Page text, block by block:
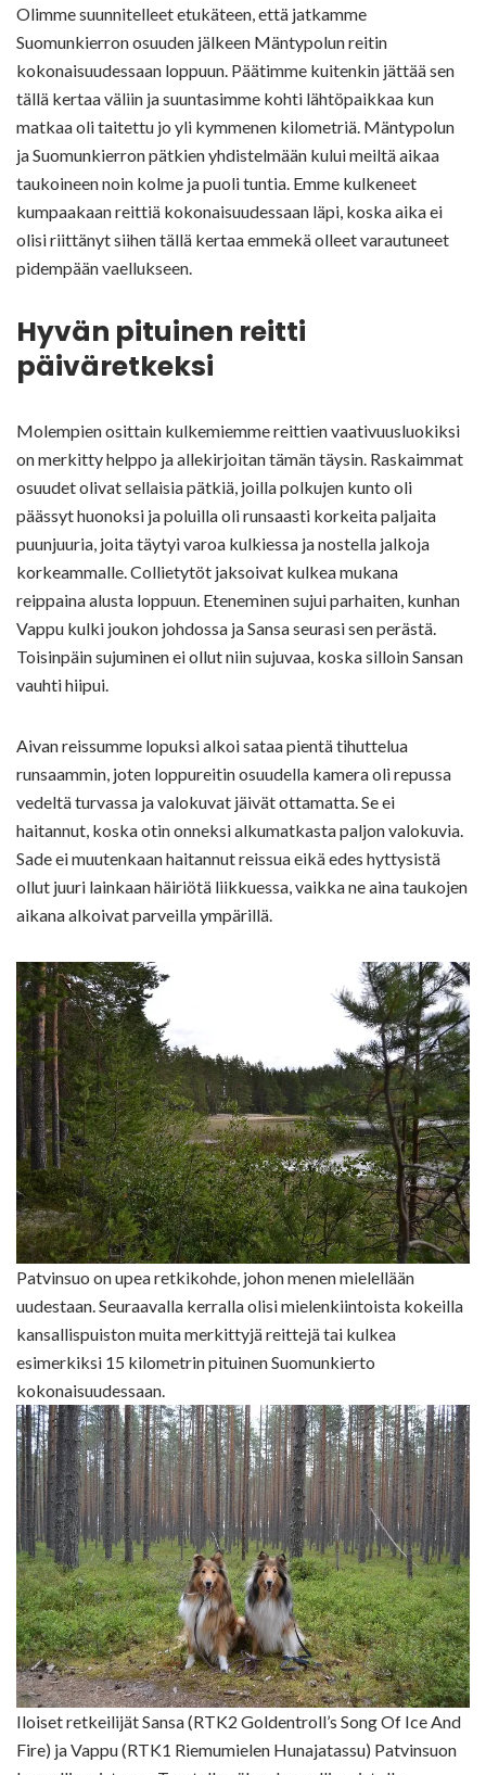
Olimme suunnitelleet etukäteen, että jatkamme
Suomunkierron osuuden jälkeen Mäntypolun reitin
kokonaisuudessaan loppuun. Päätimme kuitenkin jättää sen
tällä kertaa väliin ja suuntasimme kohti lähtöpaikkaa kun
matkaa oli taitettu jo yli kymmenen kilometriä. Mäntypolun
ja Suomunkierron pätkien yhdistelmään kului meiltä aikaa
taukoineen noin kolme ja puoli tuntia. Emme kulkeneet
kumpaakaan reittiä kokonaisuudessaan läpi, koska aika ei
olisi riittänyt siihen tällä kertaa emmekä olleet varautuneet
pidempään vaellukseen.
Hyvän pituinen reitti
päiväretkeksi
Molempien osittain kulkemiemme reittien vaativuusluokiksi
on merkitty helppo ja allekirjoitan tämän täysin. Raskaimmat
osuudet olivat sellaisia pätkiä, joilla polkujen kunto oli
päässyt huonoksi ja poluilla oli runsaasti korkeita paljaita
puunjuuria, joita täytyi varoa kulkiessa ja nostella jalkoja
korkeammalle. Collietytöt jaksoivat kulkea mukana
reippaina alusta loppuun. Eteneminen sujui parhaiten, kunhan
Vappu kulki joukon johdossa ja Sansa seurasi sen perästä.
Toisinpäin sujuminen ei ollut niin sujuvaa, koska silloin Sansan
vauhti hiipui.
Aivan reissumme lopuksi alkoi sataa pientä tihuttelua
runsaammin, joten loppureitin osuudella kamera oli repussa
vedeltä turvassa ja valokuvat jäivät ottamatta. Se ei
haitannut, koska otin onneksi alkumatkasta paljon valokuvia.
Sade ei muutenkaan haitannut reissua eikä edes hyttysistä
ollut juuri lainkaan häiriötä liikkuessa, vaikka ne aina taukojen
aikana alkoivat parveilla ympärillä.
Patvinsuo on upea retkikohde, johon menen mielellään
uudestaan. Seuraavalla kerralla olisi mielenkiintoista kokeilla
kansallispuiston muita merkittyjä reittejä tai kulkea
esimerkiksi 15 kilometrin pituinen Suomunkierto
kokonaisuudessaan.
Iloiset retkeilijät Sansa (RTK2 Goldentroll’s Song Of Ice And
Fire) ja Vappu (RTK1 Riemumielen Hunajatassu) Patvinsuon